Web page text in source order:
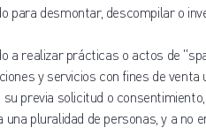
para desmontar, descompilar o
a realizar prácticas o actos de
y servicios con fines de
su previa solicitud o
pluralidad de personas, y a no